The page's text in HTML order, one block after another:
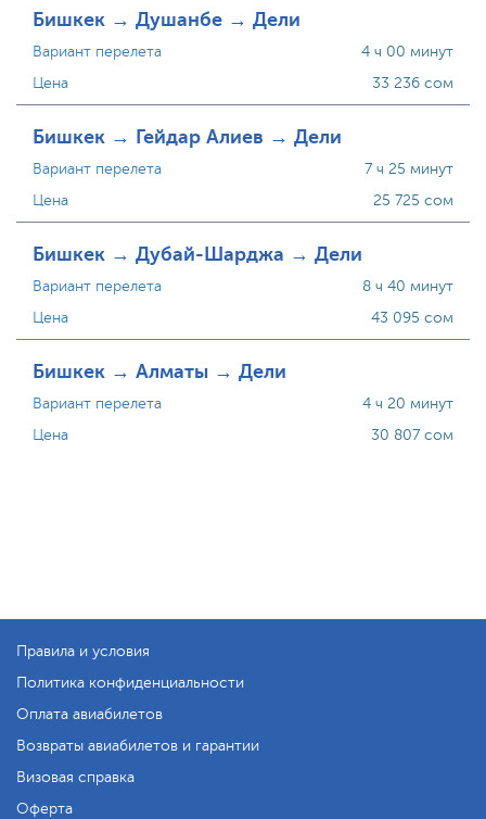
Бишкек → Душанбе → Дели
Вариант перелета
Цена
4 ч 00 минут
33 236 сом
Бишкек → Гейдар Алиев → Дели
Вариант перелета
Цена
7 ч 25 минут
25 725 сом
Бишкек → Дубай-Шарджа → Дели
Вариант перелета
Цена
8 ч 40 минут
43 095 сом
Бишкек → Алматы → Дели
Вариант перелета
Цена
4 ч 20 минут
30 807 сом
Правила и условия
Политика конфиденциальности
Оплата авиабилетов
Возвраты авиабилетов и гарантии
Визовая справка
Оферта